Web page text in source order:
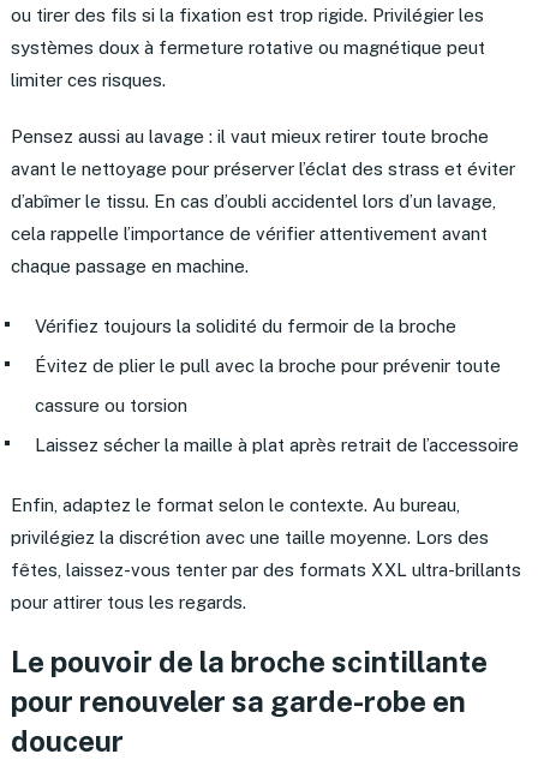
ou tirer des fils si la fixation est trop rigide. Privilégier les
systèmes doux à fermeture rotative ou magnétique peut
limiter ces risques.
Pensez aussi au lavage : il vaut mieux retirer toute broche
avant le nettoyage pour préserver l’éclat des strass et éviter
d’abîmer le tissu. En cas d’oubli accidentel lors d’un lavage,
cela rappelle l’importance de vérifier attentivement avant
chaque passage en machine.
Vérifiez toujours la solidité du fermoir de la broche
Évitez de plier le pull avec la broche pour prévenir toute
cassure ou torsion
Laissez sécher la maille à plat après retrait de l’accessoire
Enfin, adaptez le format selon le contexte. Au bureau,
privilégiez la discrétion avec une taille moyenne. Lors des
fêtes, laissez-vous tenter par des formats XXL ultra-brillants
pour attirer tous les regards.
Le pouvoir de la broche scintillante
pour renouveler sa garde-robe en
douceur